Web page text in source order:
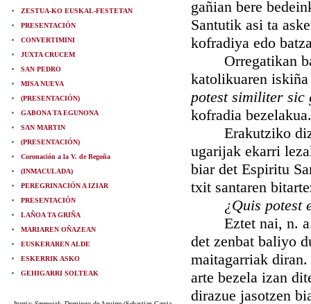
ZESTUA-KO EUSKAL-FESTETAN
PRESENTACIÓN
CONVERTIMINI
JUXTA CRUCEM
SAN PEDRO
MISA NUEVA
(PRESENTACIÓN)
GABONA TA EGUNONA
SAN MARTIN
(PRESENTACIÓN)
Coronación a la V. de Begoña
(INMACULADA)
PEREGRINACIÓN A IZIAR
PRESENTACIÓN
LAÑOA TA GRIÑA
MARIAREN OÑAZEAN
EUSKERAREN ALDE
ESKERRIK ASKO
GEHIGARRI SOLTEAK
gañian bere
Santutik asi ta
kofradiya edo
Orregatikan
katolikuaren
potest similiter
kofradia bezelakua.
Erakutziko
ugarijak ekarri
biar det Espiritu
txit santaren
¿Quis potest
Eztet nai, n. a.
det zenbat baliyo
maitagarriak
arte bezela izan
dirazue jasotzen